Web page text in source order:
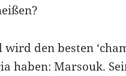
den besten
haben: Marsouk.